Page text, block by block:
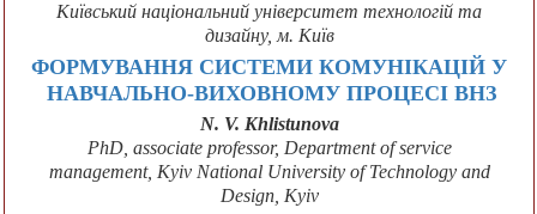
Київський національний університет технологій та
дизайну, м. Київ
ФОРМУВАННЯ СИСТЕМИ КОМУНІКАЦІЙ У
НАВЧАЛЬНО-ВИХОВНОМУ ПРОЦЕСІ ВНЗ
N. V. Khlistunova
PhD, associate professor, Department of service
management, Kyiv National University of Technology and
Design, Kyiv